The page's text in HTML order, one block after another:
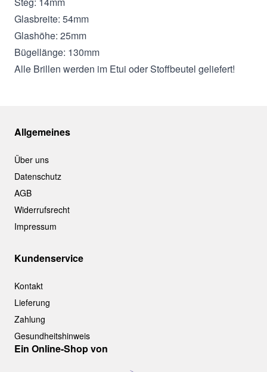
Glasbreite: 54mm
Glashöhe: 25mm
Bügellänge: 130mm
Alle Brillen werden im Etui oder Stoffbeutel geliefert!
Allgemeines
Über uns
Datenschutz
AGB
Widerrufsrecht
Impressum
Kundenservice
Kontakt
Lieferung
Zahlung
Gesundheitshinweis
Ein Online-Shop von